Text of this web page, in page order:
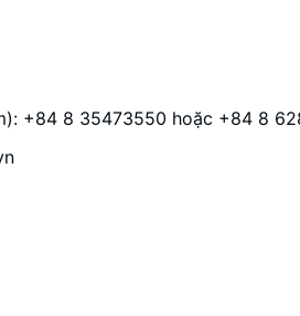
+84 8 35473550 hoặc +84 8